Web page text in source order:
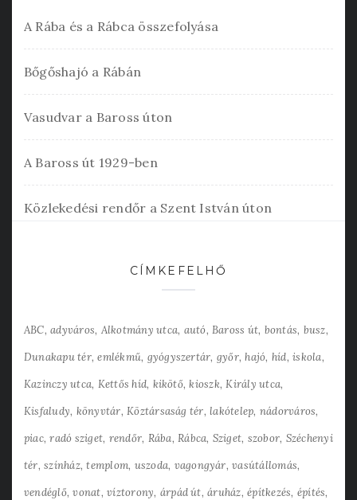
A Rába és a Rábca összefolyása
Bőgőshajó a Rábán
Vasudvar a Baross úton
A Baross út 1929-ben
Közlekedési rendőr a Szent István úton
CÍMKEFELHŐ
ABC adyváros Alkotmány utca autó Baross út bontás busz
Dunakapu tér emlékmű gyógyszertár győr hajó híd iskola
Kazinczy utca Kettős híd kikötő kioszk Király utca
Kisfaludy könyvtár Köztársaság tér lakótelep nádorváros
piac radó sziget rendőr Rába Rábca Sziget szobor Széchenyi
tér színház templom uszoda vagongyár vasútállomás
vendéglő vonat víztorony árpád út áruház építkezés építés